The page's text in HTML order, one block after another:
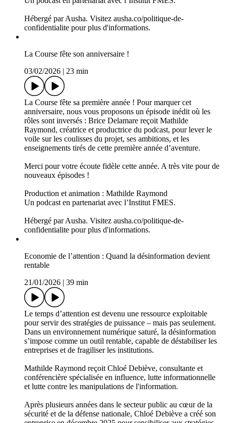
4 ans plus tard : la DefTech depuis la guerre en Ukraine
11/03/2026|40 min
L’invasion à grande échelle de l’Ukraine par la Russie, le 24
février 2022, a révélé à l’Europe l’urgence de repenser son
autonomie stratégique en matière de défense. Depuis, la
DefTech, portée par des start-ups innovantes sur les segments
technologiques les plus avancés, est en pleine ébullition.
Mathilde Raymond reçoit Arnaud Valli, responsable des
affaires publiques chez COMAND AI, start up spécialisée en
logiciels d'IA pour le Contrôle et le Commandement
d'opérations militaires.
Production et animation : Mathilde Raymond
Hébergé par Ausha. Visitez ausha.co/politique-de-
La Course fête son anniversaire !